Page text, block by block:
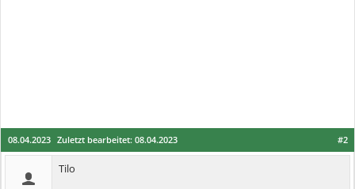
#2
08.04.2023 Zuletzt bearbeitet: 08.04.2023
Tilo